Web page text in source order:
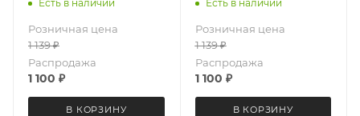
Есть в наличии
Розничная цена
1 139₽
Распродажа
1 100 ₽
В КОРЗИНУ
Есть в наличии
Розничная цена
1 139₽
Распродажа
1 100 ₽
В КОРЗИНУ